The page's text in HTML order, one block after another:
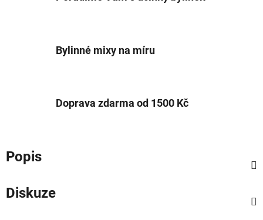
Bylinné mixy na míru
Doprava zdarma od 1500 Kč
Popis
Diskuze